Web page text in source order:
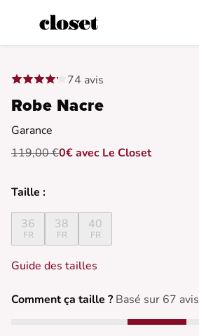
74 avis
Robe Nacre
Garance
119,00 €0€ avec Le Closet
Taille :
36
FR
38
FR
40
FR
Guide des tailles
Comment ça taille ? Basé sur 67 avis